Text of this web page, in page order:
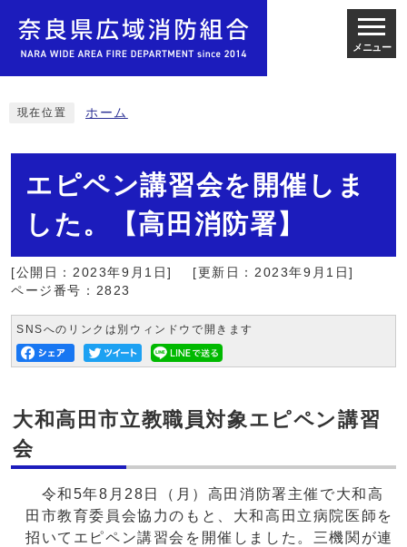
メニュー
現在位置 ホーム
エピペン講習会を開催しま
した。【高田消防署】
[公開日：2023年9月1日]
[更新日：2023年9月1日]
ページ番号：2823
SNSへのリンクは別ウィンドウで開きます
大和高田市立教職員対象エピペン講習
会
令和5年8月28日（月）高田消防署主催で大和高
田市教育委員会協力のもと、大和高田立病院医師を
招いてエピペン講習会を開催しました。三機関が連